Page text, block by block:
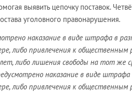
выявить цепочку поставок.
уголовного правонарушения.
наказание в виде штрафа в
либо привлечения к общественным
либо лишения свободы на тот же
наказание в виде
либо привлечения к общественным